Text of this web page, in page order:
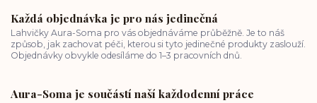
Každá objednávka je pro nás jedinečná
Lahvičky Aura-Soma pro vás objednáváme průběžně. Je to náš
způsob, jak zachovat péči, kterou si tyto jedinečné produkty zaslouží.
Objednávky obvykle odesíláme do 1–3 pracovních dnů.
Aura-Soma je součástí naší každodenní práce